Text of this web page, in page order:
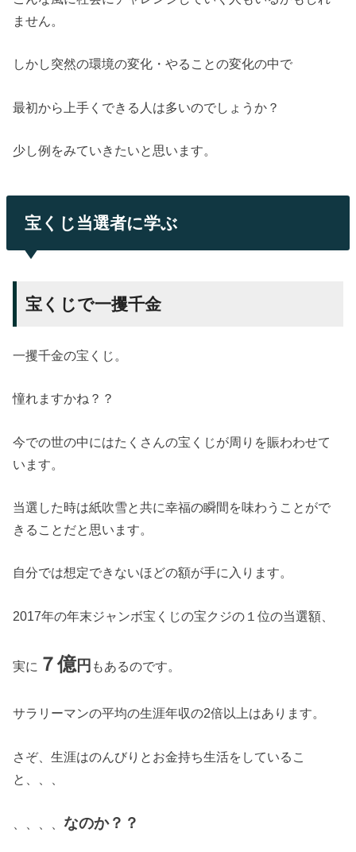
ません。
しかし突然の環境の変化・やることの変化の中で
最初から上手くできる人は多いのでしょうか？
少し例をみていきたいと思います。
宝くじ当選者に学ぶ
宝くじで一攫千金
一攫千金の宝くじ。
憧れますかね？？
今での世の中にはたくさんの宝くじが周りを賑わわせて
います。
当選した時は紙吹雪と共に幸福の瞬間を味わうことがで
きることだと思います。
自分では想定できないほどの額が手に入ります。
2017年の年末ジャンボ宝くじの宝クジの１位の当選額、
実に ７億円 もあるのです。
サラリーマンの平均の生涯年収の2倍以上はあります。
さぞ、生涯はのんびりとお金持ち生活をしているこ
と、、、
、、、、なのか？？